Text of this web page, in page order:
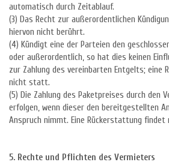
automatisch durch Zeitablauf.
(3) Das Recht zur außerordentlichen
hiervon nicht berührt.
(4) Kündigt eine der Parteien den
oder außerordentlich, so hat dies keinen
zur Zahlung des vereinbarten Entgelts; eine
nicht statt.
(5) Die Zahlung des Paketpreises durch den
erfolgen, wenn dieser den bereitgestellten
Anspruch nimmt. Eine Rückerstattung
5. Rechte und Pflichten des Vermieters